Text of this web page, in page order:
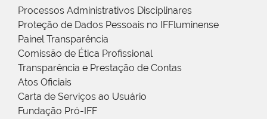
Processos Administrativos Disciplinares
Proteção de Dados Pessoais no IFFluminense
Painel Transparência
Comissão de Ética Profissional
Transparência e Prestação de Contas
Atos Oficiais
Carta de Serviços ao Usuário
Fundação Pró-IFF